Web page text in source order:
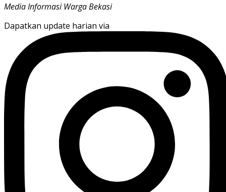
Media Informasi Warga Bekasi
Dapatkan update harian via